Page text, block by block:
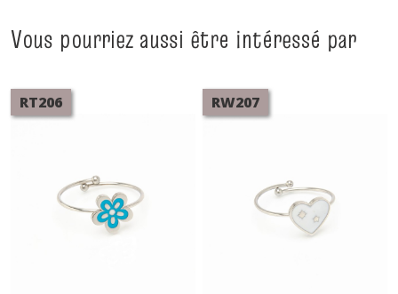
Vous pourriez aussi être intéressé par
RT206 RW207